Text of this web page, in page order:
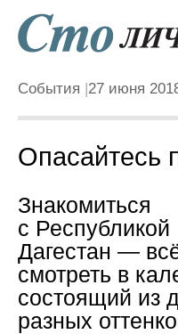
События 27 июня
Опасайтесь
Знакомиться
с Республикой
Дагестан —
смотреть в
состоящий из
разных